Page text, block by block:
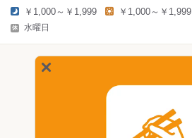
￥1,000～￥1,999 ￥1,000～￥1,999
水曜日